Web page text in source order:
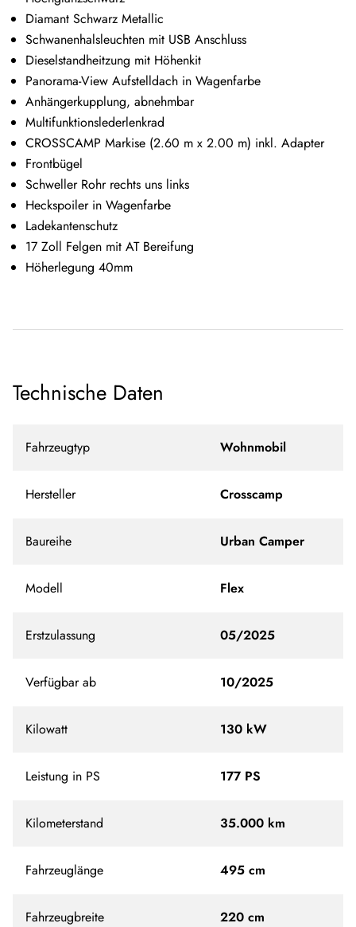
Diamant Schwarz Metallic
Schwanenhalsleuchten mit USB Anschluss
Dieselstandheitzung mit Höhenkit
Panorama-View Aufstelldach in Wagenfarbe
Anhängerkupplung, abnehmbar
Multifunktionslederlenkrad
CROSSCAMP Markise (2.60 m x 2.00 m) inkl. Adapter
Frontbügel
Schweller Rohr rechts uns links
Heckspoiler in Wagenfarbe
Ladekantenschutz
17 Zoll Felgen mit AT Bereifung
Höherlegung 40mm
Technische Daten
Fahrzeugtyp Wohnmobil
Hersteller Crosscamp
Baureihe Urban Camper
Modell Flex
Erstzulassung 05/2025
Verfügbar ab 10/2025
Kilowatt 130 kW
Leistung in PS 177 PS
Kilometerstand 35.000 km
Fahrzeuglänge 495 cm
Fahrzeugbreite 220 cm